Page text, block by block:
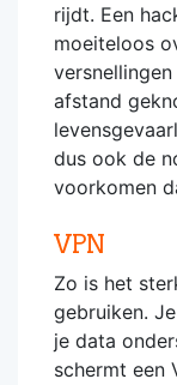
rijdt. Een
moeiteloos
afstand
dus ook de
voorkomen
VPN
Zo is het
gebruiken.
je data
schermt een